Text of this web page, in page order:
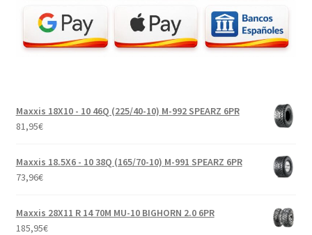
Maxxis 18X10 - 10 46Q (225/40-10) M-992 SPEARZ 6PR
81,95€
Maxxis 18.5X6 - 10 38Q (165/70-10) M-991 SPEARZ 6PR
73,96€
Maxxis 28X11 R 14 70M MU-10 BIGHORN 2.0 6PR
185,95€